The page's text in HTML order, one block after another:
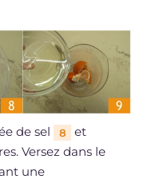
de sel 8
et
Versez dans le
une